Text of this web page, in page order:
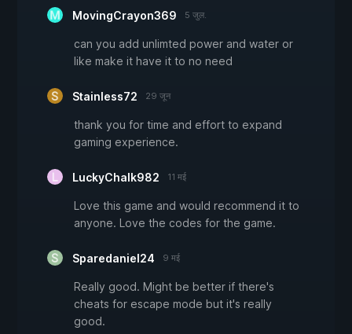
MovingCrayon369 5 जुल.
can you add unlimted power and water or
like make it have it to no need
Stainless72 29 जून
thank you for time and effort to expand
gaming experience.
LuckyChalk982 11 मई
Love this game and would recommend it to
anyone. Love the codes for the game.
Sparedaniel24 9 मई
Really good. Might be better if there's
cheats for escape mode but it's really
good.